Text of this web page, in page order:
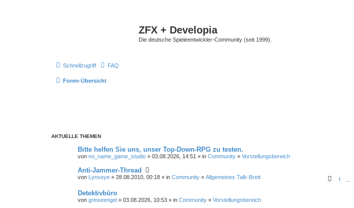
ZFX + Developia
Die deutsche Spieleentwickler-Community (seit 1999).
Schnellzugriff FAQ
Foren-Übersicht
AKTUELLE THEMEN
Bitte helfen Sie uns, unser Top-Down-RPG zu testen.
von no_name_game_studio » 03.08.2026, 14:51 » in Community » Vorstellungsbereich
Anti-Jammer-Thread
1
von Lynxeye » 28.08.2010, 00:18 » in Community » Allgemeines Talk-Brett
Detektivbüro
von grinseengel » 03.08.2026, 10:53 » in Community » Vorstellungsbereich